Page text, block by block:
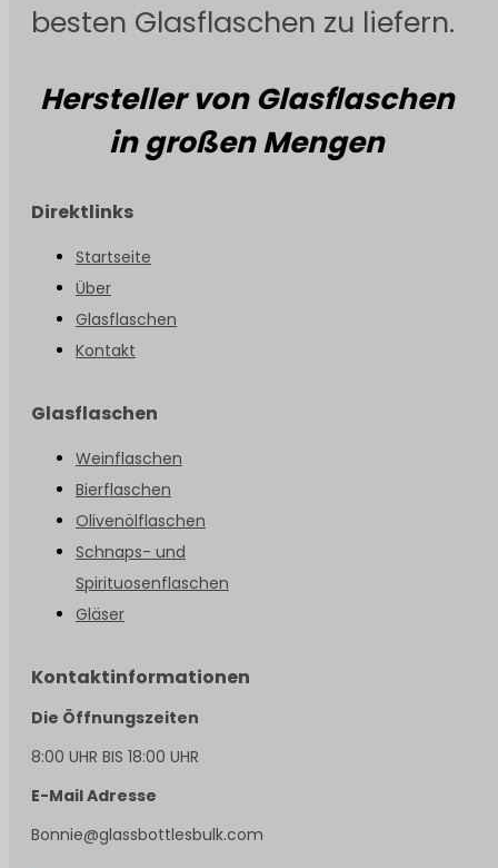
besten Glasflaschen zu liefern.
Hersteller von Glasflaschen
in großen Mengen
Direktlinks
Startseite
Über
Glasflaschen
Kontakt
Glasflaschen
Weinflaschen
Bierflaschen
Olivenölflaschen
Schnaps- und
Spirituosenflaschen
Gläser
Kontaktinformationen
Die Öffnungszeiten
8:00 UHR BIS 18:00 UHR
E-Mail Adresse
Bonnie@glassbottlesbulk.com